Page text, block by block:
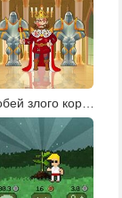
Побей злого короля